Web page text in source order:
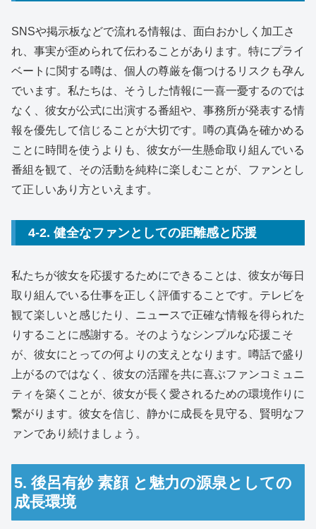
SNSや掲示板などで流れる情報は、面白おかしく加工さ
れ、事実が歪められて伝わることがあります。特にプライ
ベートに関する噂は、個人の尊厳を傷つけるリスクも孕ん
でいます。私たちは、そうした情報に一喜一憂するのでは
なく、彼女が公式に出演する番組や、事務所が発表する情
報を優先して信じることが大切です。噂の真偽を確かめる
ことに時間を使うよりも、彼女が一生懸命取り組んでいる
番組を観て、その活動を純粋に楽しむことが、ファンとし
て正しいあり方といえます。
4-2. 健全なファンとしての距離感と応援
私たちが彼女を応援するためにできることは、彼女が毎日
取り組んでいる仕事を正しく評価することです。テレビを
観て楽しいと感じたり、ニュースで正確な情報を得られた
りすることに感謝する。そのようなシンプルな応援こそ
が、彼女にとっての何よりの支えとなります。噂話で盛り
上がるのではなく、彼女の活躍を共に喜ぶファンコミュニ
ティを築くことが、彼女が長く愛されるための環境作りに
繋がります。彼女を信じ、静かに成長を見守る、賢明なフ
ァンであり続けましょう。
5. 後呂有紗 素顔 と魅力の源泉としての
成長環境